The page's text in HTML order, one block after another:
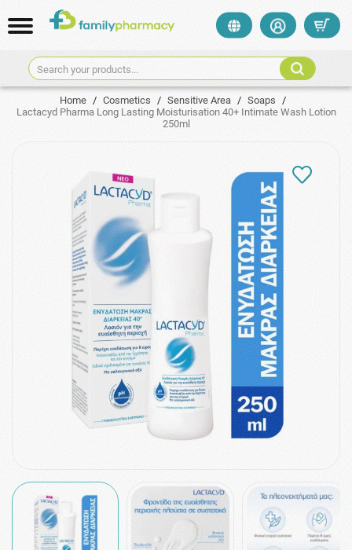
Search your products...
Home / Cosmetics / Sensitive Area / Soaps /
Lactacyd Pharma Long Lasting Moisturisation 40+ Intimate Wash Lotion
250ml